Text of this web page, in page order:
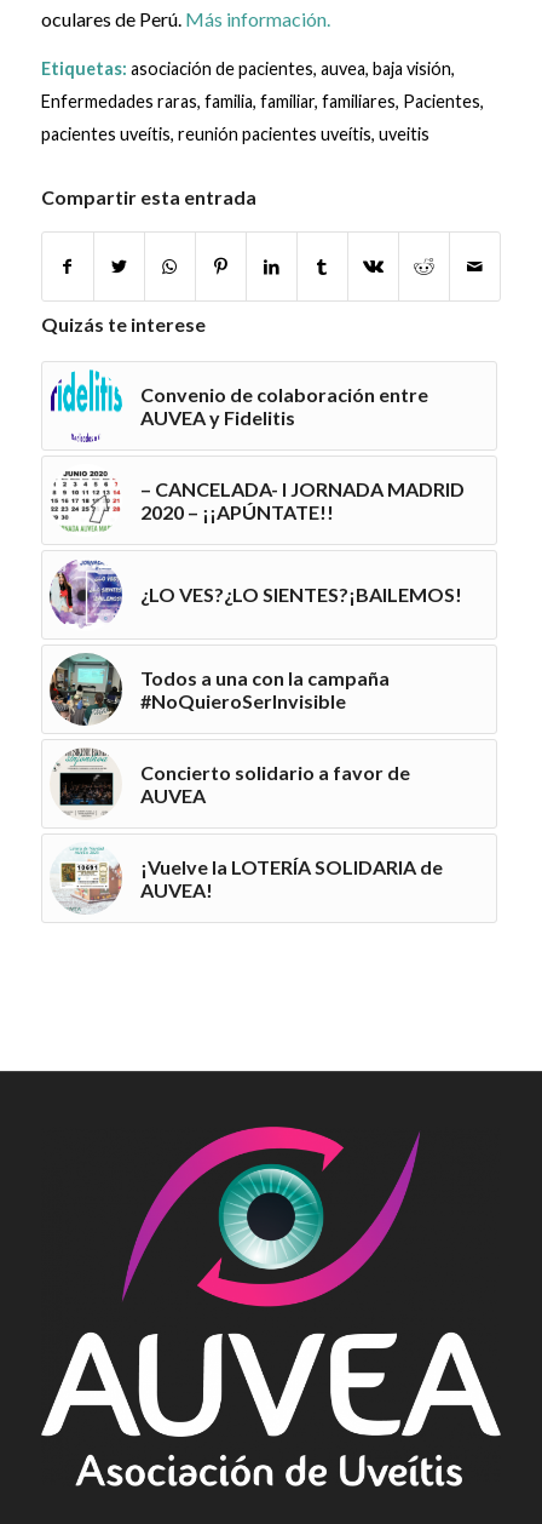
oculares de Perú. Más información.
Etiquetas: asociación de pacientes, auvea, baja visión,
Enfermedades raras, familia, familiar, familiares, Pacientes,
pacientes uveítis, reunión pacientes uveítis, uveitis
Compartir esta entrada
Quizás te interese
Convenio de colaboración entre
AUVEA y Fidelitis
– CANCELADA- I JORNADA MADRID
2020 – ¡¡APÚNTATE!!
¿LO VES?¿LO SIENTES?¡BAILEMOS!
Todos a una con la campaña
#NoQuieroSerInvisible
Concierto solidario a favor de
AUVEA
¡Vuelve la LOTERÍA SOLIDARIA de
AUVEA!